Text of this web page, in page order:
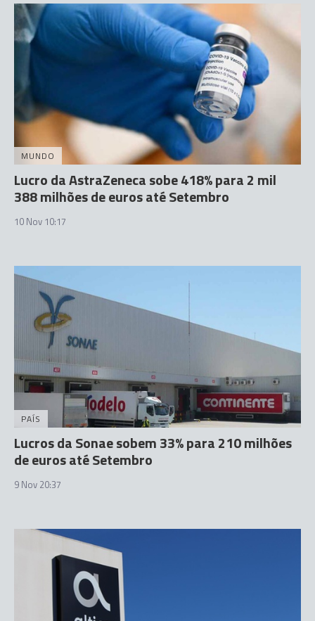
MUNDO
Lucro da AstraZeneca sobe 418% para 2 mil
388 milhões de euros até Setembro
10 Nov 10:17
PAÍS
Lucros da Sonae sobem 33% para 210 milhões
de euros até Setembro
9 Nov 20:37